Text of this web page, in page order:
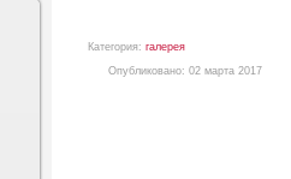
Категория: галерея
Опубликовано: 02 марта 2017